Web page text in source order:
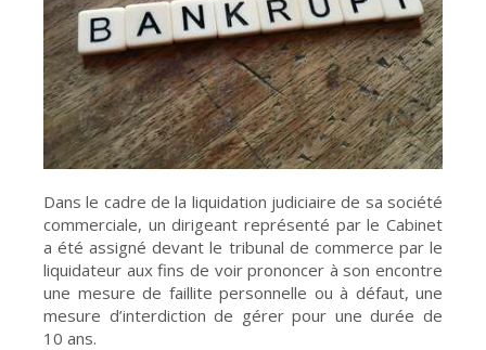
Dans le cadre de la liquidation judiciaire de sa société
commerciale, un dirigeant représenté par le Cabinet
a été assigné devant le tribunal de commerce par le
liquidateur aux fins de voir prononcer à son encontre
une mesure de faillite personnelle ou à défaut, une
mesure d’interdiction de gérer pour une durée de
10 ans.